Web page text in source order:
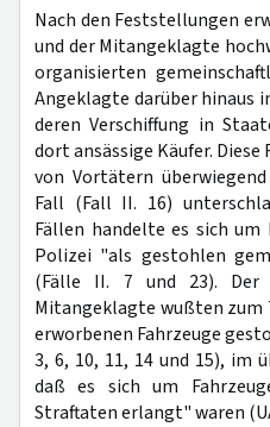
Nach den Feststellungen
und der Mitangeklagte
organisierten
Angeklagte darüber hinaus
deren Verschiffung in
dort ansässige Käufer. Diese
von Vortätern
Fall (Fall II. 16)
Fällen handelte es sich um
Polizei "als gestohlen
(Fälle II. 7 und 23). Der
Mitangeklagte wußten zum
erworbenen Fahrzeuge
3, 6, 10, 11, 14 und 15), im
daß es sich um
Straftaten erlangt" waren